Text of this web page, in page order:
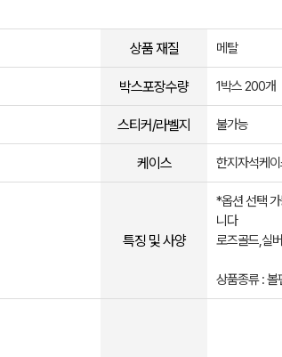
상품 재질 메탈
박스포장수량 1박스 200개
스티커/라벨지 불가능
케이스 한지자석케
특징 및 사양
*옵션 선택
니다
로즈골드,실버
상품종류 : 볼